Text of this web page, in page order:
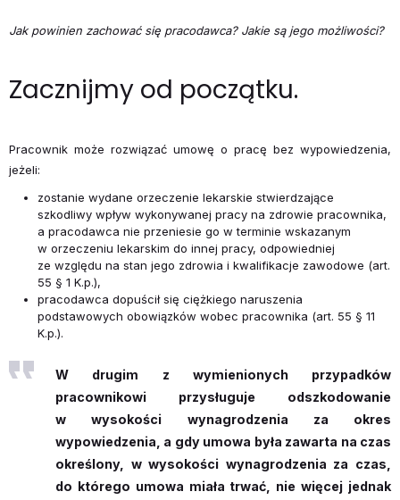
Jak powinien zachować się pracodawca? Jakie są jego możliwości?
Zacznijmy od początku.
Pracownik może rozwiązać umowę o pracę bez wypowiedzenia,
jeżeli:
zostanie wydane orzeczenie lekarskie stwierdzające
szkodliwy wpływ wykonywanej pracy na zdrowie pracownika,
a pracodawca nie przeniesie go w terminie wskazanym
w orzeczeniu lekarskim do innej pracy, odpowiedniej
ze względu na stan jego zdrowia i kwalifikacje zawodowe (art.
55 § 1 K.p.),
pracodawca dopuścił się ciężkiego naruszenia
podstawowych obowiązków wobec pracownika (art. 55 § 11
K.p.).
W drugim z wymienionych przypadków
pracownikowi przysługuje odszkodowanie
w wysokości wynagrodzenia za okres
wypowiedzenia, a gdy umowa była zawarta na czas
określony, w wysokości wynagrodzenia za czas,
do którego umowa miała trwać, nie więcej jednak